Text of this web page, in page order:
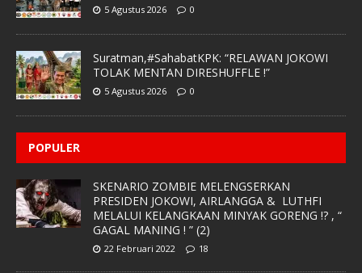
5 Agustus 2026 0
Suratman,#SahabatKPK: “RELAWAN JOKOWI
TOLAK MENTAN DIRESHUFFLE !”
5 Agustus 2026 0
POPULER
SKENARIO ZOMBIE MELENGSERKAN
PRESIDEN JOKOWI, AIRLANGGA & LUTHFI
MELALUI KELANGKAAN MINYAK GORENG !? , “
GAGAL MANING ! ” (2)
22 Februari 2022 18